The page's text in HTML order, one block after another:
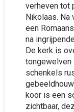
verheven tot
Nikolaas. Na
een
na
De kerk is
tongewelven
schenkels
koor is een
zichtbaar,